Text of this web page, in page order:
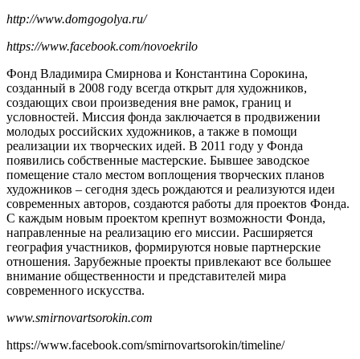
http://www.domgogolya.ru/
https://www.facebook.com/novoekrilo
Фонд Владимира Смирнова и Константина Сорокина,
созданный в 2008 году всегда открыт для художников,
создающих свои произведения вне рамок, границ и
условностей. Миссия фонда заключается в продвижении
молодых российских художников, а также в помощи
реализации их творческих идей. В 2011 году у Фонда
появились собственные мастерские. Бывшее заводское
помещение стало местом воплощения творческих планов
художников – сегодня здесь рождаются и реализуются идеи
современных авторов, создаются работы для проектов Фонда.
С каждым новым проектом крепнут возможности Фонда,
направленные на реализацию его миссии. Расширяется
география участников, формируются новые партнерские
отношения. Зарубежные проекты привлекают все большее
внимание общественности и представителей мира
современного искусства.
www.smirnovartsorokin.com
https://www.facebook.com/smirnovartsorokin/timeline/